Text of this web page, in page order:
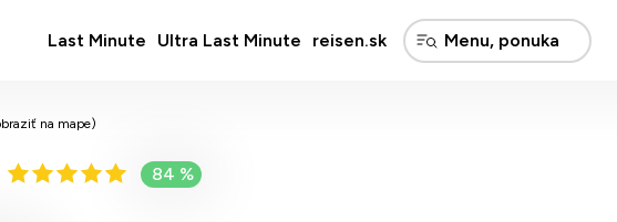
Last Minute Ultra Last Minute reisen.sk
na mape)
84 %